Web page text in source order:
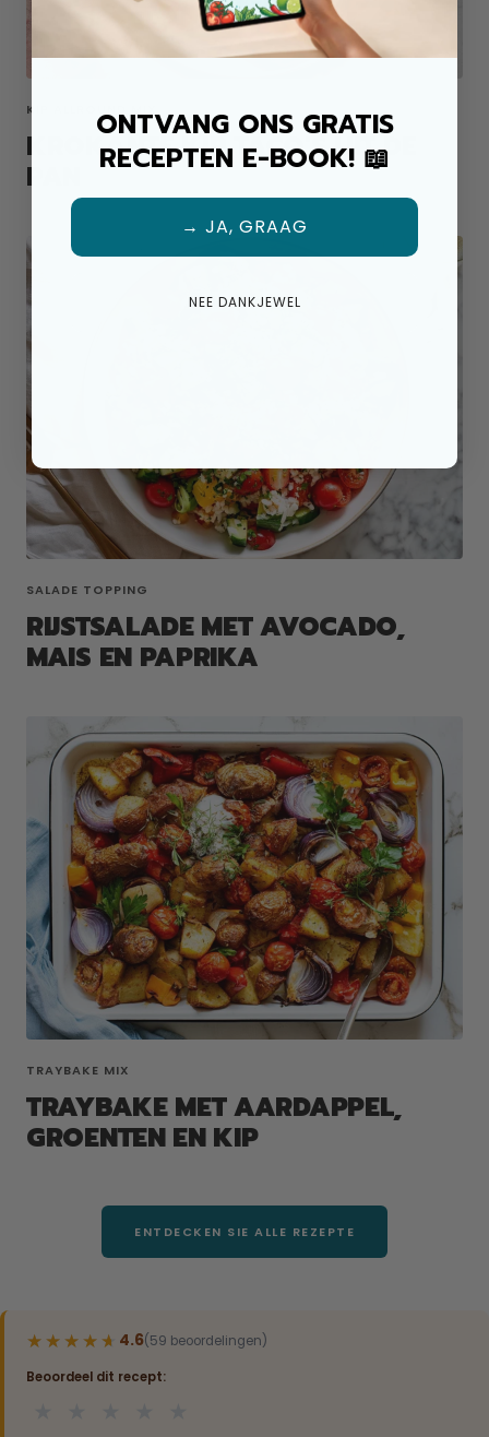
KIP ALLROUND MIX
KROKANTE KIP TACO'S UIT DE
PAN
SALADE TOPPING
RIJSTSALADE MET AVOCADO,
MAIS EN PAPRIKA
TRAYBAKE MIX
TRAYBAKE MET AARDAPPEL,
GROENTEN EN KIP
ENTDECKEN SIE ALLE REZEPTE
★★★★★
★★★★★ 4.6(59 beoordelingen)
Beoordeel dit recept:
ONTVANG ONS GRATIS
RECEPTEN E-BOOK! 📖
→ JA, GRAAG
NEE DANKJEWEL